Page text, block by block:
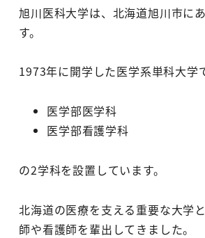
旭川医科大学は、北海道旭川市に
す。
1973年に開学した医学系単科大学
医学部医学科
医学部看護学科
の2学科を設置しています。
北海道の医療を支える重要な大学
師や看護師を輩出してきました。